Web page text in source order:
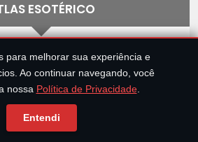
ESOTÉRICO
para melhorar sua experiência e
Ao continuar navegando, você
nossa Política de Privacidade.
Entendi